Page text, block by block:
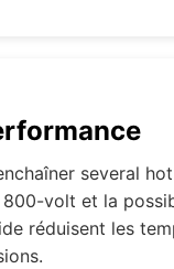
several
800-volt et la
réduisent les